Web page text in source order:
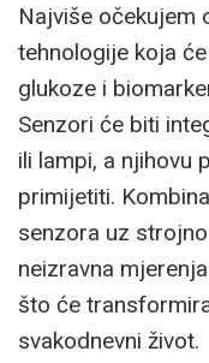
Najviše očekujem
tehnologije koja
glukoze i
Senzori će biti
ili lampi, a njihovu
primijetiti.
senzora uz
neizravna
što će
svakodnevni život.